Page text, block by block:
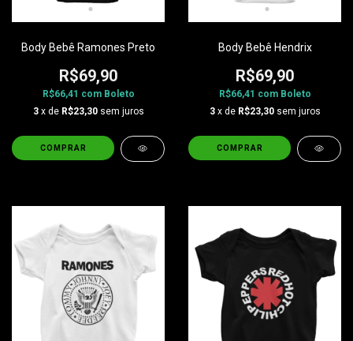
Body Bebê Ramones Preto
R$69,90
R$66,41 com Boleto
3 x de R$23,30 sem juros
COMPRAR
Body Bebê Hendrix
R$69,90
R$66,41 com Boleto
3 x de R$23,30 sem juros
COMPRAR